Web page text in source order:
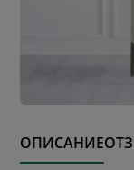
ОПИСАНИЕ